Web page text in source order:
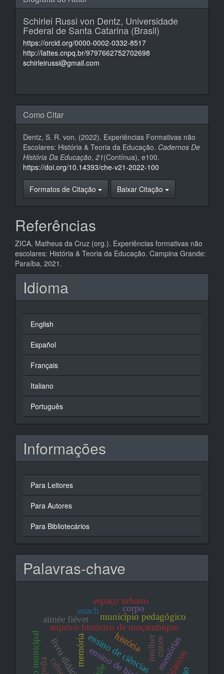
Schirlei Russi von Dentz, Universidade
Federal de Santa Catarina (Brasil)
https://orcid.org/0000-0002-0332-8517
http://lattes.cnpq.br/9797662752702698
schirleirussi@gmail.com
Como Citar
Dentz, S. R. von. (2022). Experiências Formativas não
Escolares: História & Teoria da Educação. Cadernos De
História Da Educação, 21(Contínua), e100.
https://doi.org/10.14393/che-v21-2022-100
Formatos de Citação Baixar Citação
Referências
ZICA, Matheus da Cruz (org.). Experiências formativas não
escolares: História & Teoria da Educação. Campina Grande:
Paraíba, 2021.
Idioma
English
Español
Français
Italiano
Português
Informações
Para Leitores
Para Autores
Para Bibliotecários
Palavras-chave
arquivo histórico de moçambique
história
memóriaensino de ciências
município pedagógico
livro didático
aimée fiévet
mulhermemórias
usach
cuore
corpo
espaço urbano